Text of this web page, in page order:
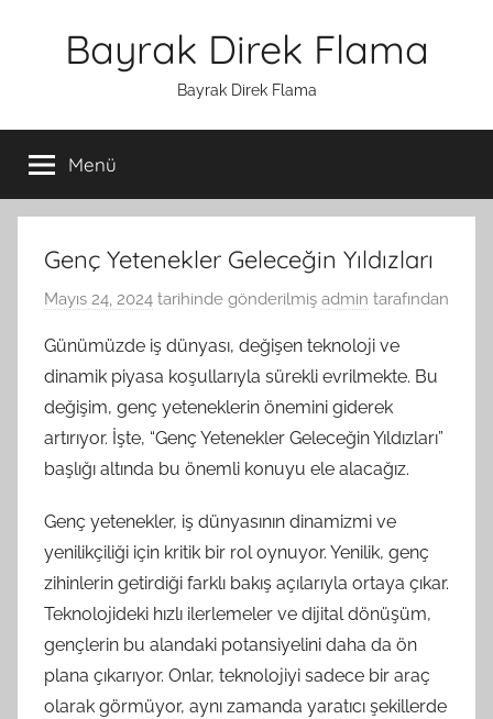
Bayrak Direk Flama
Bayrak Direk Flama
Menü
Genç Yetenekler Geleceğin Yıldızları
Mayıs 24, 2024 tarihinde gönderilmiş admin tarafından
Günümüzde iş dünyası, değişen teknoloji ve
dinamik piyasa koşullarıyla sürekli evrilmekte. Bu
değişim, genç yeteneklerin önemini giderek
artırıyor. İşte, “Genç Yetenekler Geleceğin Yıldızları”
başlığı altında bu önemli konuyu ele alacağız.
Genç yetenekler, iş dünyasının dinamizmi ve
yenilikçiliği için kritik bir rol oynuyor. Yenilik, genç
zihinlerin getirdiği farklı bakış açılarıyla ortaya çıkar.
Teknolojideki hızlı ilerlemeler ve dijital dönüşüm,
gençlerin bu alandaki potansiyelini daha da ön
plana çıkarıyor. Onlar, teknolojiyi sadece bir araç
olarak görmüyor, aynı zamanda yaratıcı şekillerde